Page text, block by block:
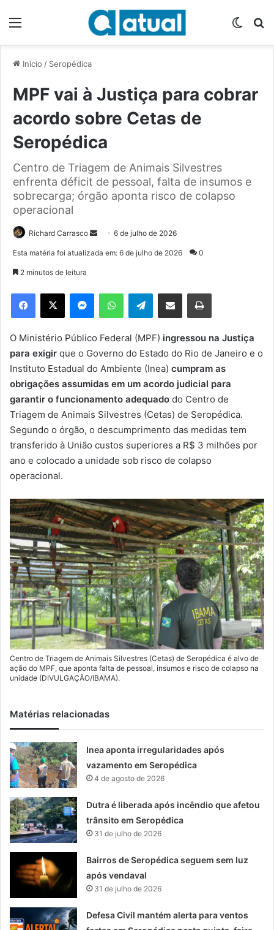
Início / Seropédica
MPF vai à Justiça para cobrar
acordo sobre Cetas de
Seropédica
Centro de Triagem de Animais Silvestres
enfrenta déficit de pessoal, falta de insumos e
sobrecarga; órgão aponta risco de colapso
operacional
Richard Carrasco
e
m
e
-
m
a
6 de julho de 2026
Esta matéria foi atualizada em: 6 de julho de 2026 0
2 minutos de leitura
Telegram
O Ministério Público Federal (MPF) ingressou na Justiça
para exigir que o Governo do Estado do Rio de Janeiro e o
Instituto Estadual do Ambiente (Inea) cumpram as
obrigações assumidas em um acordo judicial para
garantir o funcionamento adequado do Centro de
Triagem de Animais Silvestres (Cetas) de Seropédica.
Segundo o órgão, o descumprimento das medidas tem
transferido à União custos superiores a R$ 3 milhões por
ano e colocado a unidade sob risco de colapso
operacional.
Centro de Triagem de Animais Silvestres (Cetas) de Seropédica é alvo de
ação do MPF, que aponta falta de pessoal, insumos e risco de colapso na
unidade (DIVULGAÇÃO/IBAMA).
Matérias relacionadas
Inea aponta irregularidades após
vazamento em Seropédica
4 de agosto de 2026
Dutra é liberada após incêndio que afetou
trânsito em Seropédica
31 de julho de 2026
Bairros de Seropédica seguem sem luz
após vendaval
31 de julho de 2026
Defesa Civil mantém alerta para ventos